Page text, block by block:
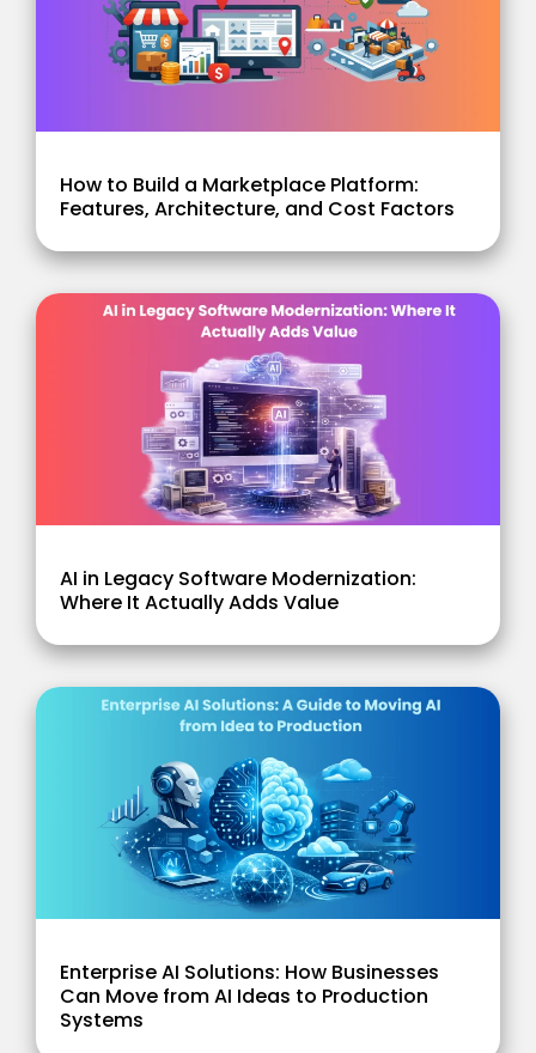
How to Build a Marketplace Platform:
Features, Architecture, and Cost Factors
AI in Legacy Software Modernization:
Where It Actually Adds Value
Enterprise AI Solutions: How Businesses
Can Move from AI Ideas to Production
Systems